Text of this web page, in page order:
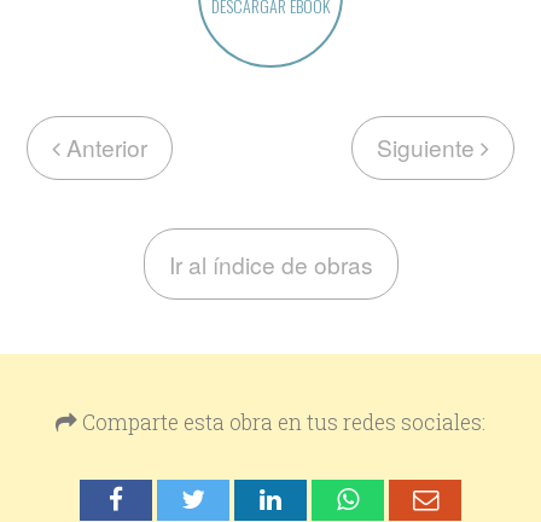
DESCARGAR EBOOK
Anterior Siguiente
Ir al índice de obras
Comparte esta obra en tus redes sociales: